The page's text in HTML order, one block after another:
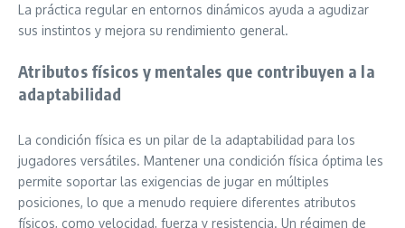
La práctica regular en entornos dinámicos ayuda a agudizar
sus instintos y mejora su rendimiento general.
Atributos físicos y mentales que contribuyen a la
adaptabilidad
La condición física es un pilar de la adaptabilidad para los
jugadores versátiles. Mantener una condición física óptima les
permite soportar las exigencias de jugar en múltiples
posiciones, lo que a menudo requiere diferentes atributos
físicos, como velocidad, fuerza y resistencia. Un régimen de